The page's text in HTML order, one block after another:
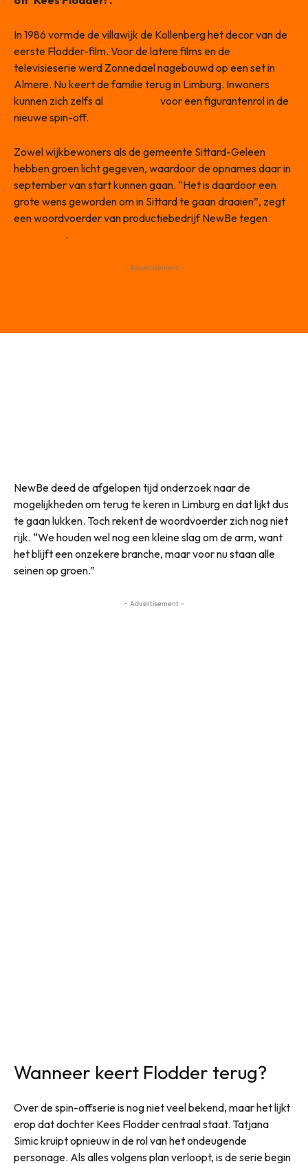
In 1986 vormde de villawijk de Kollenberg het decor van de
eerste Flodder-film. Voor de latere films en de
televisieserie werd Zonnedael nagebouwd op een set in
Almere. Nu keert de familie terug in Limburg. Inwoners
kunnen zich zelfs al
voor een figurantenrol in de
nieuwe spin-off.
Zowel wijkbewoners als de gemeente Sittard-Geleen
hebben groen licht gegeven, waardoor de opnames daar in
september van start kunnen gaan. “Het is daardoor een
grote wens geworden om in Sittard te gaan draaien”, zegt
een woordvoerder van productiebedrijf NewBe tegen
.
- Advertisement -
NewBe deed de afgelopen tijd onderzoek naar de
mogelijkheden om terug te keren in Limburg en dat lijkt dus
te gaan lukken. Toch rekent de woordvoerder zich nog niet
rijk. “We houden wel nog een kleine slag om de arm, want
het blijft een onzekere branche, maar voor nu staan alle
seinen op groen.”
- Advertisement -
Wanneer keert Flodder terug?
Over de spin-offserie is nog niet veel bekend, maar het lijkt
erop dat dochter Kees Flodder centraal staat. Tatjana
Simic kruipt opnieuw in de rol van het ondeugende
personage. Als alles volgens plan verloopt, is de serie begin